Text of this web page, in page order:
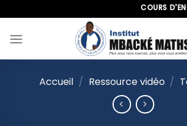
to
content
COURS
Accueil / Ressource vidéo /